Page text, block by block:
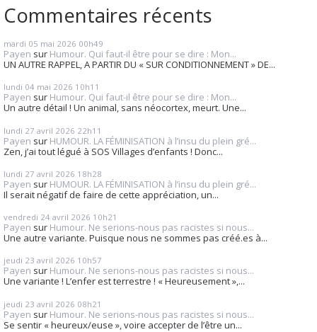
Commentaires récents
mardi 05 mai 2026 00h49
Payen sur Humour. Qui faut-il être pour se dire : Mon...
UN AUTRE RAPPEL, A PARTIR DU « SUR CONDITIONNEMENT » DE...
lundi 04 mai 2026 10h11
Payen sur Humour. Qui faut-il être pour se dire : Mon...
Un autre détail ! Un animal, sans néocortex, meurt. Une...
lundi 27 avril 2026 22h11
Payen sur HUMOUR. LA FÉMINISATION à l’insu du plein gré...
Zen, j’ai tout légué à SOS Villages d’enfants ! Donc...
lundi 27 avril 2026 18h28
Payen sur HUMOUR. LA FÉMINISATION à l’insu du plein gré...
Il serait négatif de faire de cette appréciation, un...
vendredi 24 avril 2026 10h21
Payen sur Humour. Ne serions-nous pas racistes si nous...
Une autre variante. Puisque nous ne sommes pas créé.es à...
jeudi 23 avril 2026 10h57
Payen sur Humour. Ne serions-nous pas racistes si nous...
Une variante ! L’enfer est terrestre ! « Heureusement »,...
jeudi 23 avril 2026 08h21
Payen sur Humour. Ne serions-nous pas racistes si nous...
Se sentir « heureux/euse », voire accepter de l’être un...